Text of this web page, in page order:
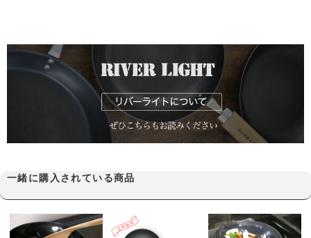
一緒に購入されている商品